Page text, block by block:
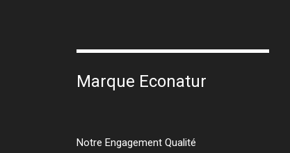
Marque Econatur
Notre Engagement Qualité